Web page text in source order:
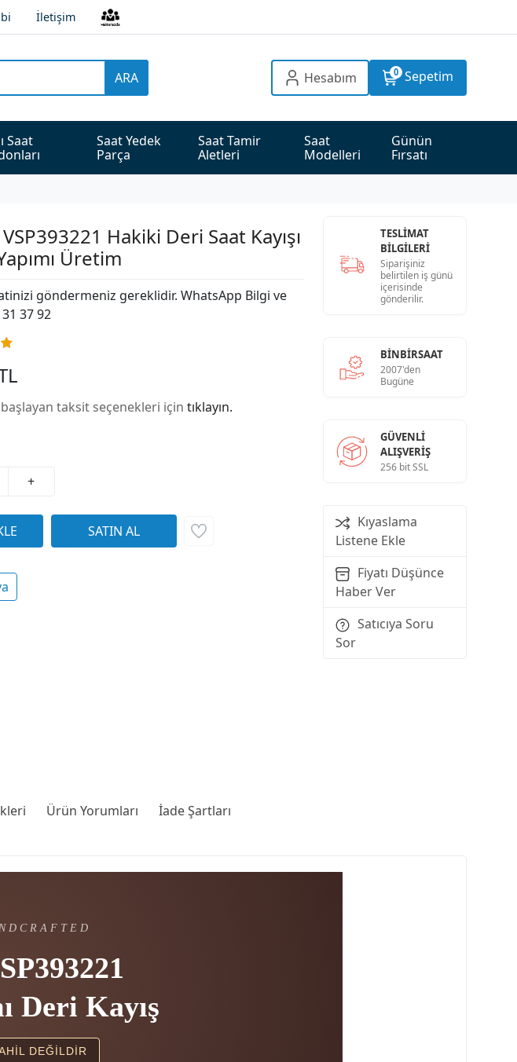
İletişim
ARA Hesabım 0 Sepetim
Saat
Saat Yedek
Parça
Saat Tamir
Aletleri
Saat
Modelleri
Günün
Fırsatı
Hakiki Deri Saat Kayışı
Üretim
göndermeniz gereklidir. WhatsApp Bilgi ve
37 92
taksit seçenekleri için tıklayın.
+
TESLİMAT
BİLGİLERİ
Siparişiniz
belirtilen iş günü
içerisinde
gönderilir.
BINBIRSAAT
2007'den
Bugüne
GÜVENLI
ALIŞVERIŞ
256 bit SSL
Kıyaslama
Listene Ekle
Fiyatı Düşünce
Haber Ver
Satıcıya Soru
Sor
Ürün Yorumları İade Şartları
Deri Kayış
DEĞİLDİR